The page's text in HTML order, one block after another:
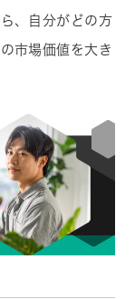
、自分がどの方
市場価値を大き